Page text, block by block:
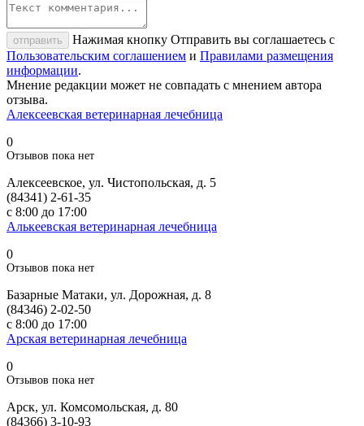
отправить
Нажимая кнопку Отправить вы соглашаетесь с
Пользовательским соглашением и Правилами размещения
информации.
Мнение редакции может не совпадать с мнением автора
отзыва.
Алексеевская ветеринарная лечебница
0
Отзывов пока нет
Алексеевское, ул. Чистопольская, д. 5
(84341) 2-61-35
с 8:00 до 17:00
Алькеевская ветеринарная лечебница
0
Отзывов пока нет
Базарные Матаки, ул. Дорожная, д. 8
(84346) 2-02-50
с 8:00 до 17:00
Арская ветеринарная лечебница
0
Отзывов пока нет
Арск, ул. Комсомольская, д. 80
(84366) 3-10-93